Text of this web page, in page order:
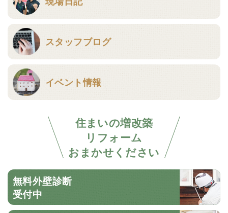
スタッフブログ
イベント情報
住まいの増改築
リフォーム
おまかせください
無料外壁診断
受付中